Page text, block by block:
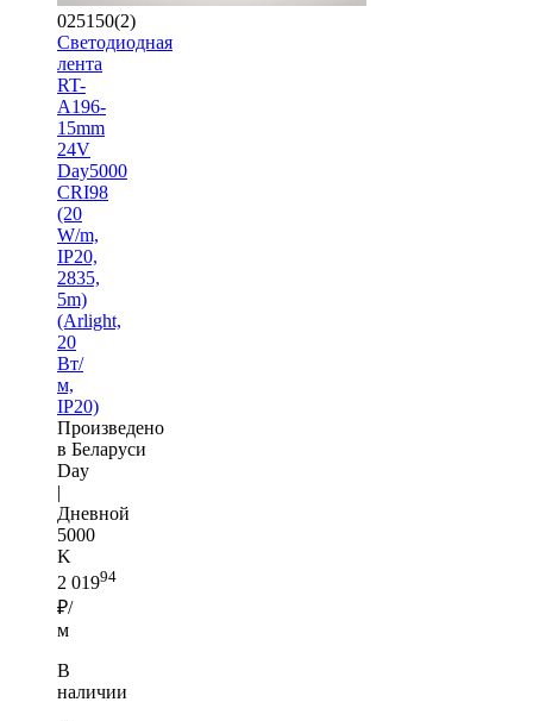
025150(2)
Светодиодная
лента
RT-
A196-
15mm
24V
Day5000
CRI98
(20
W/m,
IP20,
2835,
5m)
(Arlight,
20
Вт/
м,
IP20)
Произведено
в Беларуси
Day
|
Дневной
5000
K
2 01994
₽/
м
В
наличии